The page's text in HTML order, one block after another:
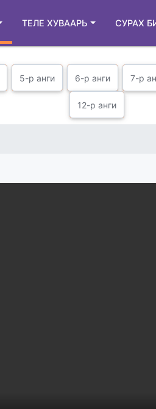
ТЕЛЕ ХУВААРЬ СУРАХ
5-р анги 6-р анги 7-р
12-р анги